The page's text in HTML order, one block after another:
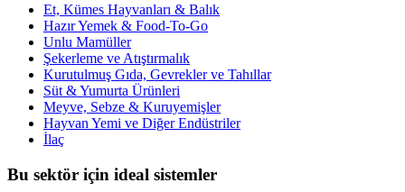
Et, Kümes Hayvanları & Balık
Hazır Yemek & Food-To-Go
Unlu Mamüller
Şekerleme ve Atıştırmalık
Kurutulmuş Gıda, Gevrekler ve Tahıllar
Süt & Yumurta Ürünleri
Meyve, Sebze & Kuruyemişler
Hayvan Yemi ve Diğer Endüstriler
İlaç
Bu sektör için ideal sistemler